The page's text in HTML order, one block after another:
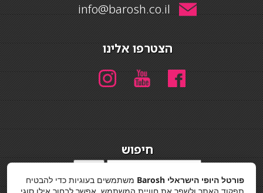
info@barosh.co.il
הצטרפו אלינו
חיפוש
מדיניות פרטיות
פורטל היופי הישראלי Barosh
משתמשים בעוגיות כדי להבטיח